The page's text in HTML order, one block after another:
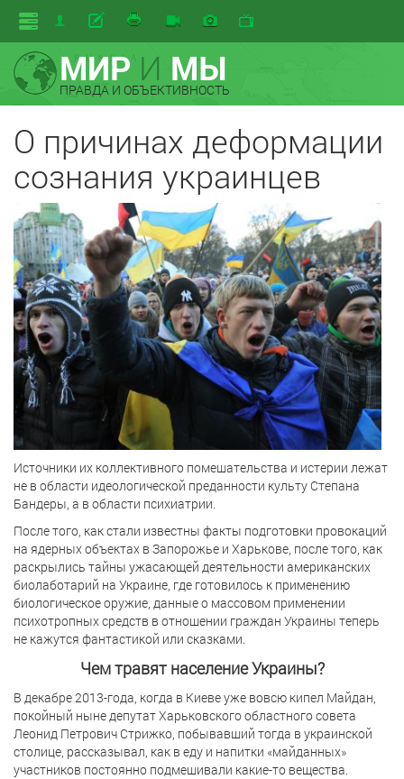
МИРИ МЫ
ПРАВДА И ОБЪЕКТИВНОСТЬ
О причинах деформации
сознания украинцев
Источники их коллективного помешательства и истерии лежат
не в области идеологической преданности культу Степана
Бандеры, а в области психиатрии.
После того, как стали известны факты подготовки провокаций
на ядерных объектах в Запорожье и Харькове, после того, как
раскрылись тайны ужасающей деятельности американских
биолаботарий на Украине, где готовилось к применению
биологическое оружие, данные о массовом применении
психотропных средств в отношении граждан Украины теперь
не кажутся фантастикой или сказками.
Чем травят население Украины?
В декабре 2013-года, когда в Киеве уже вовсю кипел Майдан,
покойный ныне депутат Харьковского областного совета
Леонид Петрович Стрижко, побывавший тогда в украинской
столице, рассказывал, как в еду и напитки «майданных»
участников постоянно подмешивали какие-то вещества.